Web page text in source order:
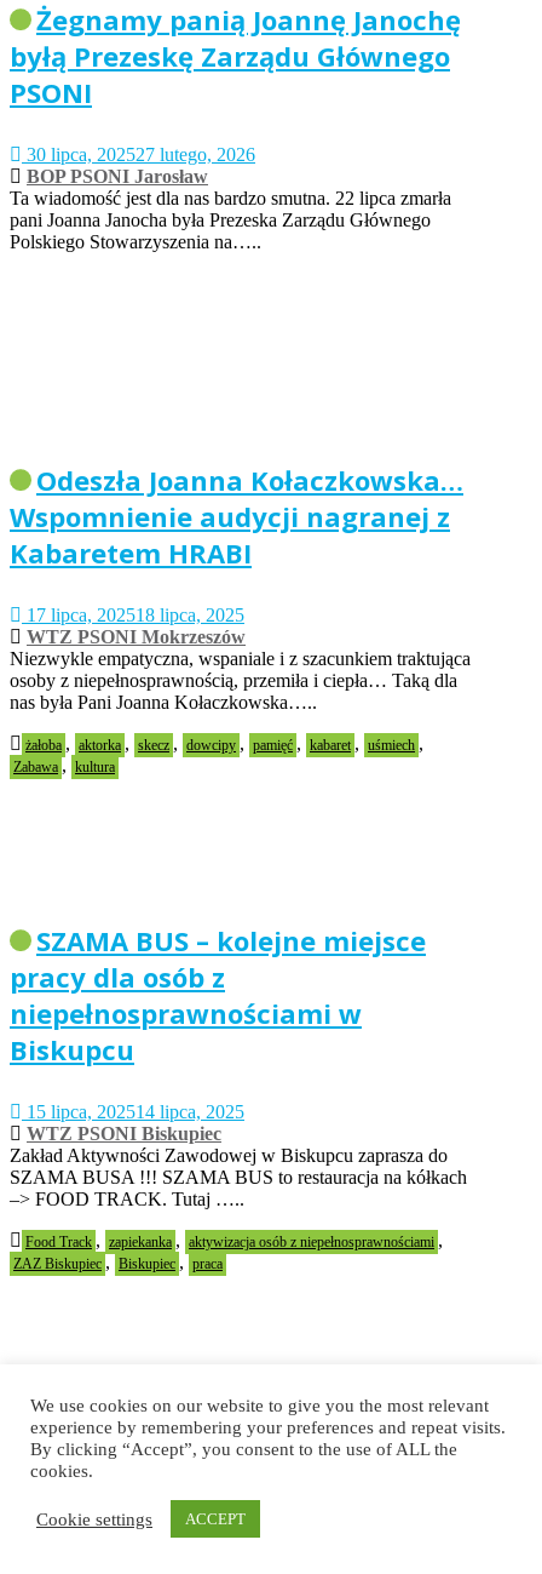
Żegnamy panią Joannę Janochę
byłą Prezeskę Zarządu Głównego
PSONI
30 lipca, 202527 lutego, 2026
BOP PSONI Jarosław
Ta wiadomość jest dla nas bardzo smutna. 22 lipca zmarła
pani Joanna Janocha była Prezeska Zarządu Głównego
Polskiego Stowarzyszenia na…..
Odeszła Joanna Kołaczkowska…
Wspomnienie audycji nagranej z
Kabaretem HRABI
17 lipca, 202518 lipca, 2025
WTZ PSONI Mokrzeszów
Niezwykle empatyczna, wspaniale i z szacunkiem traktująca
osoby z niepełnosprawnością, przemiła i ciepła… Taką dla
nas była Pani Joanna Kołaczkowska…..
żałoba , aktorka , skecz , dowcipy , pamięć , kabaret , uśmiech ,
Zabawa , kultura
SZAMA BUS – kolejne miejsce
pracy dla osób z
niepełnosprawnościami w
Biskupcu
15 lipca, 202514 lipca, 2025
WTZ PSONI Biskupiec
Zakład Aktywności Zawodowej w Biskupcu zaprasza do
SZAMA BUSA !!! SZAMA BUS to restauracja na kółkach
–> FOOD TRACK. Tutaj …..
Food Track , zapiekanka , aktywizacja osób z niepełnosprawnościami ,
ZAZ Biskupiec , Biskupiec , praca
Filmy dokumentalne oczami
reżyserki i zza kamery –
operatora
10 lipca, 2025
We use cookies on our website to give you the most relevant
experience by remembering your preferences and repeat visits.
By clicking “Accept”, you consent to the use of ALL the
cookies.
Cookie settings ACCEPT